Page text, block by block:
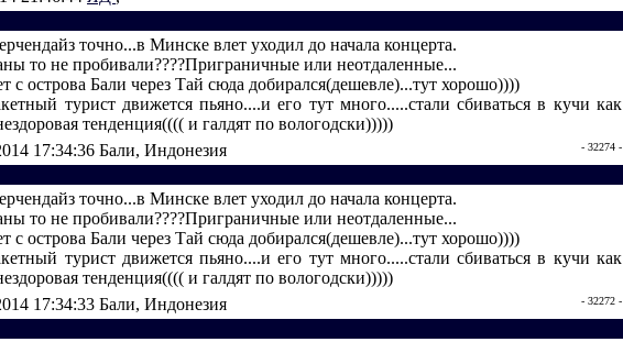
точно...в Минске влет уходил до начала концерта.
то не пробивали????Приграничные или неотдаленные...
с острова Бали через Тай сюда добирался(дешевле)...тут хорошо))))
турист движется пьяно....и его тут много.....стали сбиваться в кучи как
тенденция(((( и галдят по вологодски)))))
17:34:36 Бали, Индонезия - 32274 -
точно...в Минске влет уходил до начала концерта.
то не пробивали????Приграничные или неотдаленные...
с острова Бали через Тай сюда добирался(дешевле)...тут хорошо))))
турист движется пьяно....и его тут много.....стали сбиваться в кучи как
тенденция(((( и галдят по вологодски)))))
17:34:33 Бали, Индонезия - 32272 -